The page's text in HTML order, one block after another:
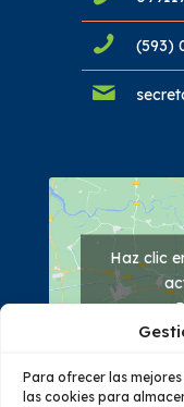
Para ofrecer las
las cookies para
(593)
Haz clic